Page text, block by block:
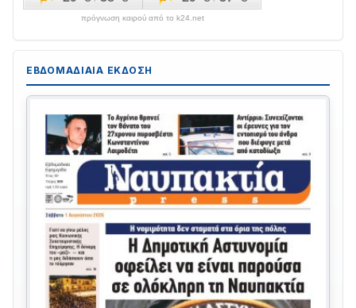
πρόγνωση καιρού από το k24.net